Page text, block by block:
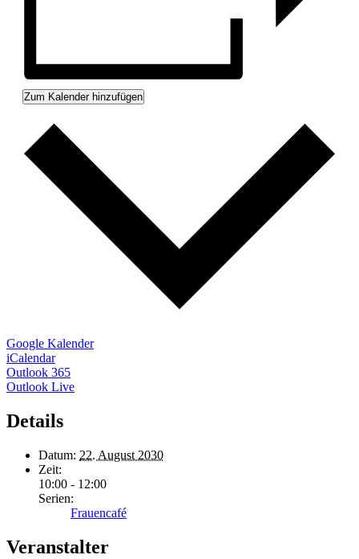
Zum Kalender hinzufügen
Google Kalender
iCalendar
Outlook 365
Outlook Live
Details
Datum: 22. August 2030
Zeit:
10:00 - 12:00
Serien:
Frauencafé
Veranstalter